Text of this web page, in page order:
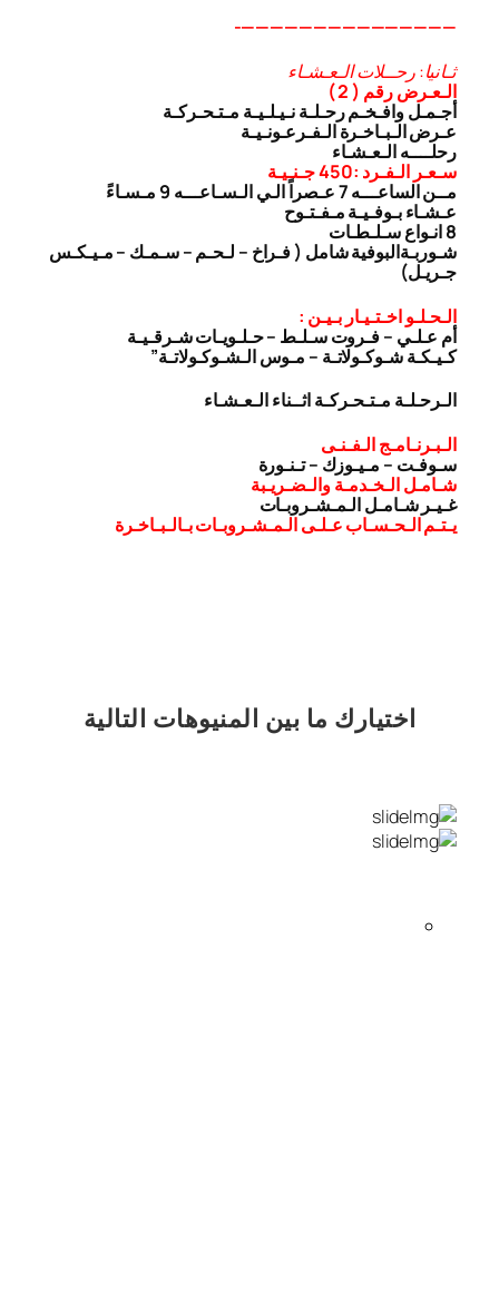
———————————————-
ثـانيا: رحــلات الـعـشـاء
الـعـرض رقم ( 2 )
أجـمـل وافـخـم رحـلـة نـيـلـيـة مـتـحـركـة
عـرض الـبـاخـرة الـفـرعـونـيـة
رحلــــه الـعـشـاء
سـعـر الـفـرد :450 جـنـيـة
مــن الساعـــه 7 عـصراً الـي الـسـاعـــه 9 مـسـاءً
عـشـاء بـوفـيـة مـفـتـوح
8 انـواع سـلـطـات
شـوربـةالبوفية شامل ( فـراخ – لـحـم – سـمـك – مـيـكـس
جـريـل)
الـحـلـو اخـتـيـار بـيـن :
أم عـلـي – فـروت سـلـط – حـلـويـات شـرقـيـة
كـيـكـة شـوكـولاتـة – مـوس الـشـوكـولاتـة”
الـرحـلـة مـتـحـركـة اثــناء الـعـشـاء
الـبـرنـامـج الـفـنـى
سـوفـت – مـيـوزك – تـنـورة
شـامـل الـخـدمـة والـضـريـبة
غـيـر شـامـل الـمـشـروبـات
يـتـم الـحـسـاب عـلـى الـمـشـروبـات بـالـبـاخـرة
اختيارك ما بين المنيوهات التالية